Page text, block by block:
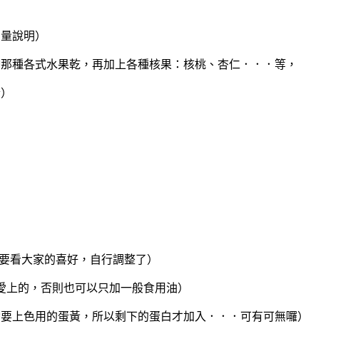
說明）
種各式水果乾，再加上各種核果：核桃、杏仁．．．等，
看大家的喜好，自行調整了）
的，否則也可以只加一般食用油）
色用的蛋黃，所以剩下的蛋白才加入．．．可有可無囉）